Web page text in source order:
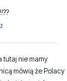
nie mamy
świetą rację!